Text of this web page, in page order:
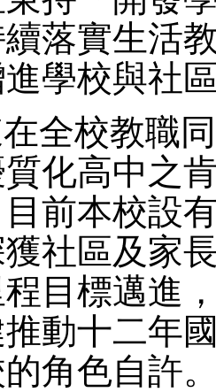
落實生活
學校與社
全校教職
化高中之
前本校設
社區及家
目標邁進
動十二年
角色自許